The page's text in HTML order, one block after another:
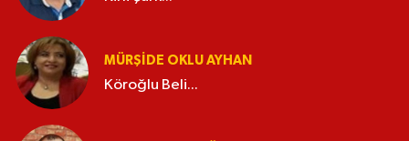
MÜRŞIDE OKLU AYHAN
Köroğlu Beli...